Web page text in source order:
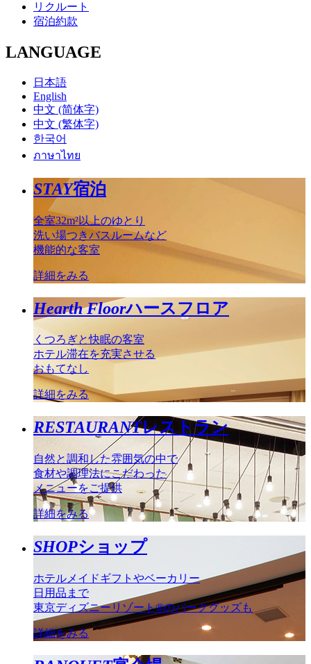
リクルート
宿泊約款
LANGUAGE
日本語
English
中文 (简体字)
中文 (繁体字)
한국어
ภาษาไทย
STAY宿泊
全室32m²以上のゆとり
洗い場つきバスルームなど
機能的な客室
詳細をみる
Hearth Floorハースフロア
くつろぎと快眠の客室
ホテル滞在を充実させる
おもてなし
詳細をみる
RESTAURANTレストラン
自然と調和した雰囲気の中で
食材や調理法にこだわった
メニューをご提供
詳細をみる
SHOPショップ
ホテルメイドギフトやベーカリー
日用品まで
東京ディズニーリゾート®のパークグッズも
詳細をみる